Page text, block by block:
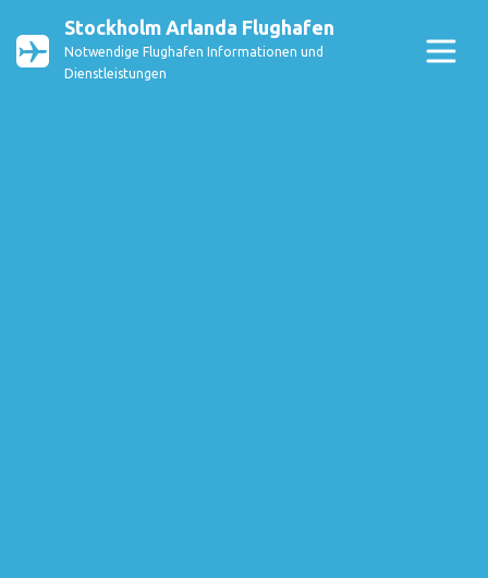
Stockholm Arlanda Flughafen
Notwendige Flughafen Informationen und
Dienstleistungen